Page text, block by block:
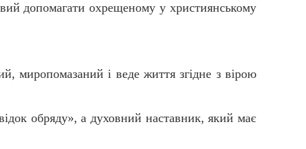
допомагати охрещеному у християнському
миропомазаний і веде життя згідне з вірою
обряду», а духовний наставник, який має